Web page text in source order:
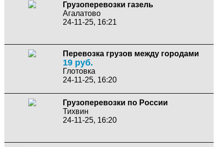
Грузоперевозки газель
Агалатово
24-11-25, 16:21
Перевозка грузов между городами
19 руб.
Глотовка
24-11-25, 16:20
Грузоперевозки по России
Тихвин
24-11-25, 16:20